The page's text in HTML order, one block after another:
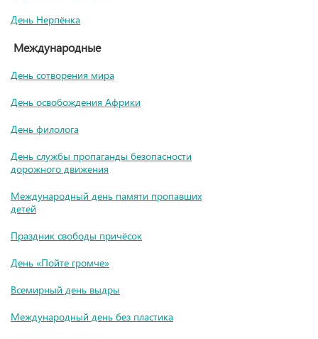
День Нерпёнка
Международные
День сотворения мира
День освобождения Африки
День филолога
День службы пропаганды безопасности
дорожного движения
Международный день памяти пропавших
детей
Праздник свободы причёсок
День «Пойте громче»
Всемирный день выдры
Международный день без пластика